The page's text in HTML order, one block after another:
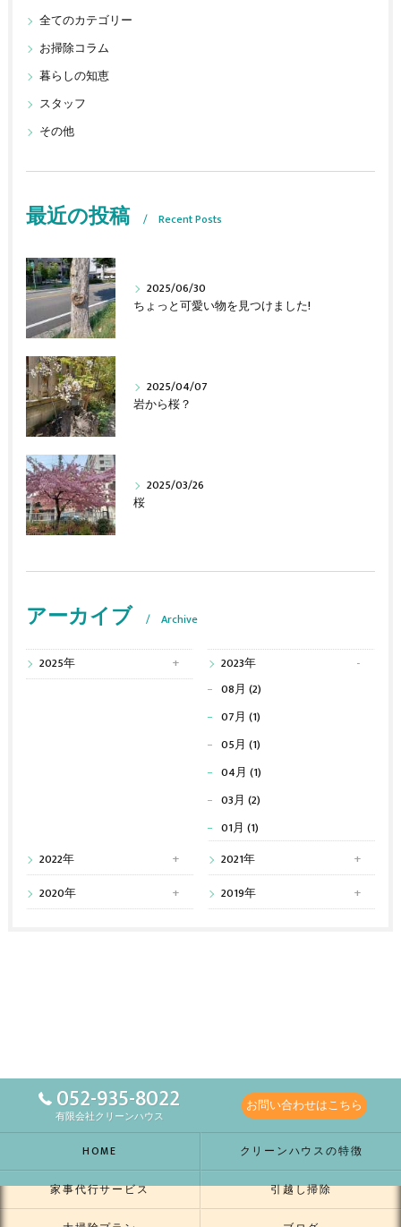
全てのカテゴリー
お掃除コラム
暮らしの知恵
スタッフ
その他
最近の投稿 Recent Posts
2025/06/30
ちょっと可愛い物を見つけました!
2025/04/07
岩から桜？
2025/03/26
桜
アーカイブ Archive
2025年
2023年
08月 (2)
07月 (1)
05月 (1)
04月 (1)
03月 (2)
01月 (1)
2022年
2021年
2020年
2019年
052-935-8022
有限会社クリーンハウス
お問い合わせはこちら
HOME クリーンハウスの特徴
家事代行サービス 引越し掃除